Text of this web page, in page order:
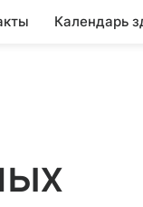
Календарь